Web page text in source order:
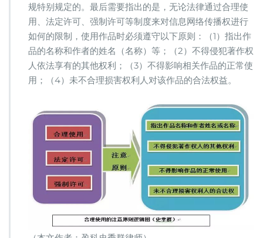
规特别规定的。最后需要指出的是，无论法律通过合理使
用、法定许可、强制许可等制度来对信息网络传播权进行
如何的限制，使用作品时必须遵守以下原则：（1）指出作
品的名称和作者的姓名（名称）等；（2）不得侵犯著作权
人依法享有的其他权利；（3）不得影响相关作品的正常使
用；（4）未不合理损害权利人对该作品的合法权益。